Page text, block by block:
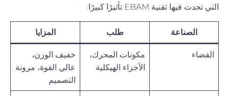
التي تحدث فيها تقنية EBAM تأثيرًا كبيرًا:
الصناعة طلب المزايا
الفضاء
مكونات المحرك،
الأجزاء الهيكلية
خفيف الوزن،
عالي القوة، مرونة
التصميم